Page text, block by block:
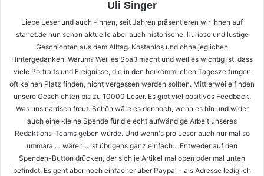
Uli Singer
Liebe Leser und auch -innen, seit Jahren präsentieren wir Ihnen auf
stanet.de nun schon aktuelle aber auch historische, kuriose und lustige
Geschichten aus dem Alltag. Kostenlos und ohne jeglichen
Hintergedanken. Warum? Weil es Spaß macht und weil es wichtig ist, dass
viele Portraits und Ereignisse, die in den herkömmlichen Tageszeitungen
oft keinen Platz finden, nicht vergessen werden sollten. Mittlerweile finden
unsere Geschichten bis zu 10000 Leser. Es gibt viel positives Feedback.
Was uns narrisch freut. Schön wäre es dennoch, wenn es hin und wider
auch eine kleine Spende für die echt aufwändige Arbeit unseres
Redaktions-Teams geben würde. Und wenn's pro Leser auch nur mal so
ummara … wären... ist übrigens ganz einfach... Entweder auf den
Spenden-Button drücken, der sich je Artikel mal oben oder mal unten
befindet. Es geht aber noch einfacher über Paypal - als Adresse lediglich